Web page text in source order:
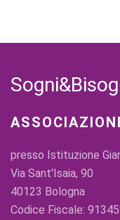
presso Istituzione
Via Sant'Isaia, 90
40123 Bologna
Codice Fiscale: